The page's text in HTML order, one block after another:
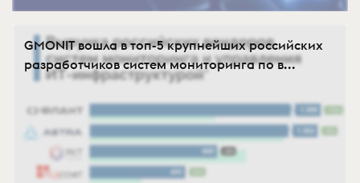
GMONIT вошла в топ-5 крупнейших российских
разработчиков систем мониторинга по в...